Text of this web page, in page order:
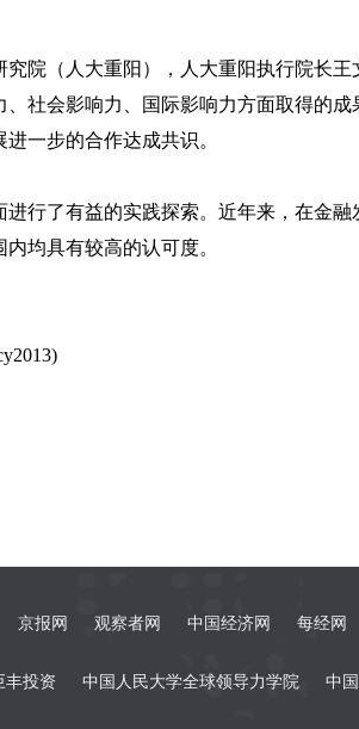
院（人大重阳），人大重阳执行院长王
社会影响力、国际影响力方面取得的成
一步的合作达成共识。
行了有益的实践探索。近年来，在金融
均具有较高的认可度。
京报网 观察者网 中国经济网 每经网
丰投资 中国人民大学全球领导力学院 中